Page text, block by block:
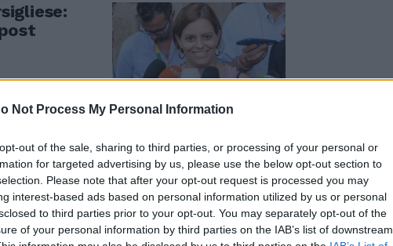
Not Process My Personal Information
out of the sale, sharing to third parties, or processing of your personal or
for targeted advertising by us, please use the below opt-out section to
Please note that after your opt-out request is processed you may
interest-based ads based on personal information utilized by us or personal
to third parties prior to your opt-out. You may separately opt-out of the
of your personal information by third parties on the IAB’s list of downstream